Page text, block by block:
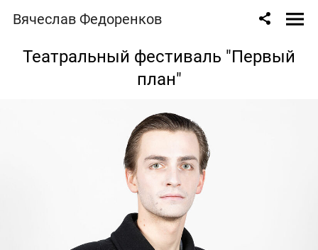
Вячеслав Федоренков
Театральный фестиваль "Первый
план"